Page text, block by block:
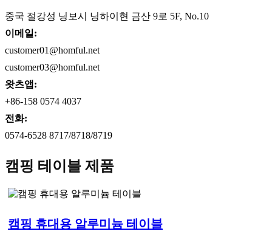
중국 절강성 닝보시 닝하이현 금산 9로 5F, No.10
이메일:
customer01@homful.net
customer03@homful.net
왓츠앱:
+86-158 0574 4037
전화:
0574-6528 8717/8718/8719
캠핑 테이블 제품
캠핑 휴대용 알루미늄 테이블